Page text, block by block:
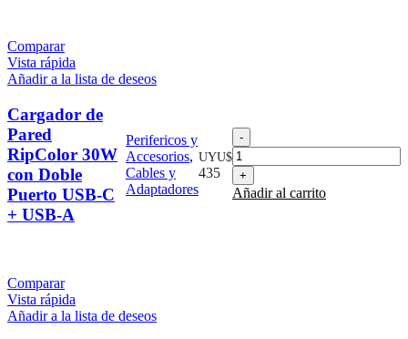
Comparar
Vista rápida
Añadir a la lista de deseos
Cargador de
Pared
RipColor 30W
con Doble
Puerto USB-C
+ USB-A
Perifericos y
Accesorios,
Cables y
Adaptadores
UYU$
435
Cargador
de
Pared
RipColor
30W
Añadir al carrito
Comparar
Vista rápida
Añadir a la lista de deseos